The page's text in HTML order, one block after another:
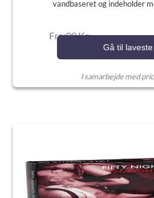
vandbaseret og indeholder
Fra:99 Kr.
Gå til
I samarbejde med